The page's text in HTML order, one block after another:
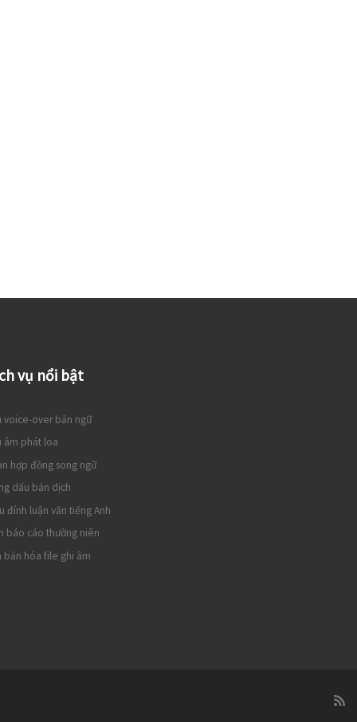
vụ nổi bật
voice-over bản ngữ
âm phát loa
hợp đồng song ngữ
dấu bản dịch
đính luận văn tiếng Anh
báo cáo thường niên
bản hóa file ghi âm